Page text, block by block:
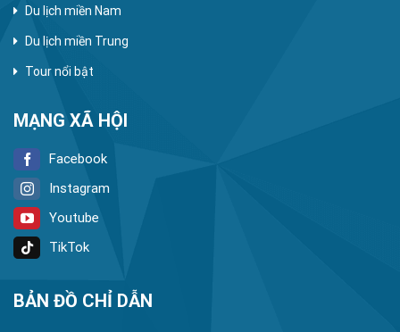
Du lịch miền Nam
Du lịch miền Trung
Tour nổi bật
MẠNG XÃ HỘI
Facebook
Instagram
Youtube
TikTok
BẢN ĐỒ CHỈ DẪN